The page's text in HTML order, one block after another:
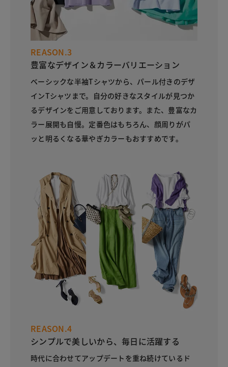
REASON.3
豊富なデザイン＆カラーバリエーション
ベーシックな半袖Tシャツから、パール付きのデザ
インTシャツまで。自分の好きなスタイルが見つか
るデザインをご用意しております。また、豊富なカ
ラー展開も自慢。定番色はもちろん、顔周りがパ
ッと明るくなる華やぎカラーもおすすめです。
REASON.4
シンプルで美しいから、毎日に活躍する
時代に合わせてアップデートを重ね続けているド